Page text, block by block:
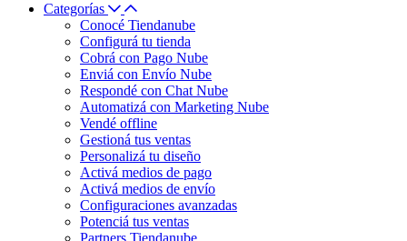
Categorías
Conocé Tiendanube
Configurá tu tienda
Cobrá con Pago Nube
Enviá con Envío Nube
Respondé con Chat Nube
Automatizá con Marketing Nube
Vendé offline
Gestioná tus ventas
Personalizá tu diseño
Activá medios de pago
Activá medios de envío
Configuraciones avanzadas
Potenciá tus ventas
Partners Tiendanube